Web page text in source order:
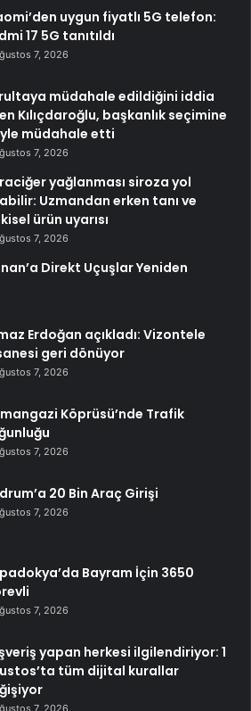
uygun fiyatlı 5G telefon:
17 5G tanıtıldı
7, 2026
müdahale edildiğini iddia
Kılıçdaroğlu, başkanlık seçimine
müdahale etti
7, 2026
yağlanması siroza yol
Uzmandan erken tanı ve
ürün uyarısı
7, 2026
Direkt Uçuşlar Yeniden
Erdoğan açıkladı: Vizontele
geri dönüyor
7, 2026
Köprüsü’nde Trafik
7, 2026
20 Bin Araç Girişi
7, 2026
Bayram İçin 3650
7, 2026
yapan herkesi ilgilendiriyor: 1
tüm dijital kurallar
7, 2026